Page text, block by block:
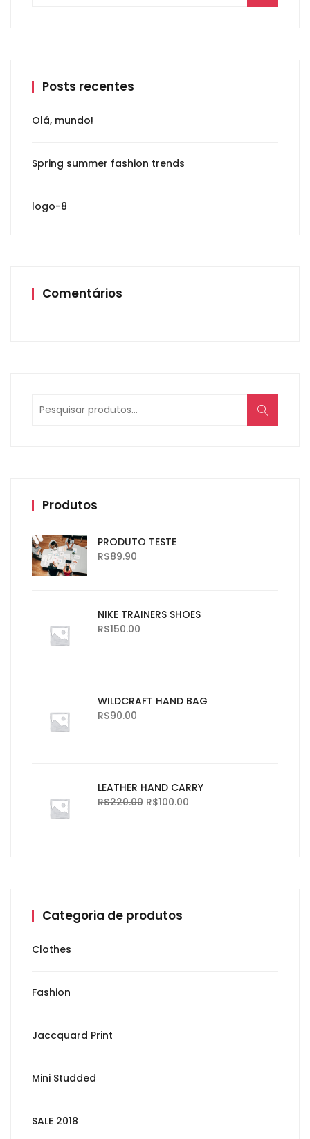
Posts recentes
Olá, mundo!
Spring summer fashion trends
logo-8
Comentários
Produtos
PRODUTO TESTE
R$89.90
NIKE TRAINERS SHOES
R$150.00
WILDCRAFT HAND BAG
R$90.00
LEATHER HAND CARRY
R$220.00 R$100.00
Categoria de produtos
Clothes
Fashion
Jaccquard Print
Mini Studded
SALE 2018